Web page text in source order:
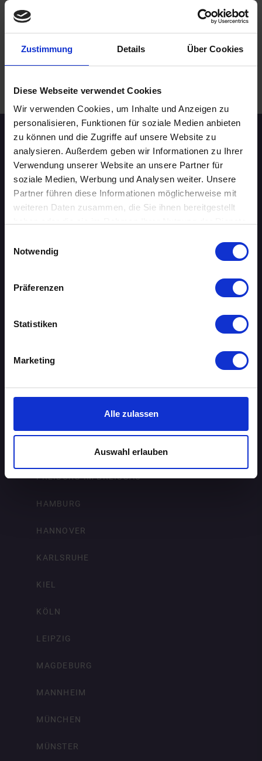
Zustimmung Details Über Cookies
Diese Webseite verwendet Cookies
Wir verwenden Cookies, um Inhalte und Anzeigen zu
personalisieren, Funktionen für soziale Medien anbieten
zu können und die Zugriffe auf unsere Website zu
analysieren. Außerdem geben wir Informationen zu Ihrer
Verwendung unserer Website an unsere Partner für
soziale Medien, Werbung und Analysen weiter. Unsere
Partner führen diese Informationen möglicherweise mit
weiteren Daten zusammen, die Sie ihnen bereitgestellt
Notwendig
Präferenzen
Statistiken
Marketing
Alle zulassen
Auswahl erlauben
WEITERE EVENTS IN KARLSRUHE
Speed-Dating Events
ÜBERSICHT
AACHEN
BIELEFELD
DORTMUND
DRESDEN
FRANKFURT AM MAIN
FREIBURG IM BREISGAU
HAMBURG
HANNOVER
KARLSRUHE
KIEL
KÖLN
LEIPZIG
MAGDEBURG
MANNHEIM
MÜNCHEN
MÜNSTER